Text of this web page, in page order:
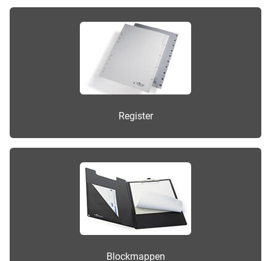
Register
Blockmappen